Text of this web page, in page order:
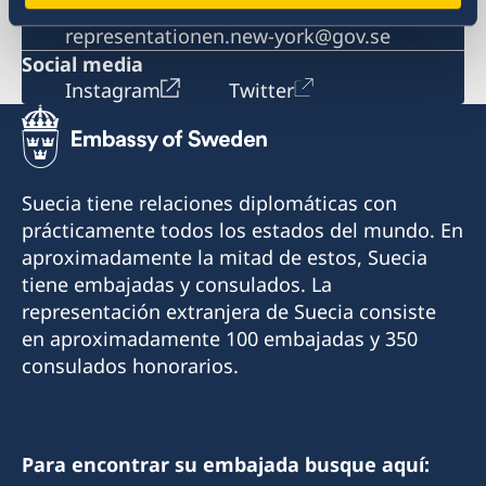
Email
representationen.new-york@gov.se
Social media
Instagram
Twitter
Suecia tiene relaciones diplomáticas con
prácticamente todos los estados del mundo. En
aproximadamente la mitad de estos, Suecia
tiene embajadas y consulados. La
representación extranjera de Suecia consiste
en aproximadamente 100 embajadas y 350
consulados honorarios.
Para encontrar su embajada busque aquí: